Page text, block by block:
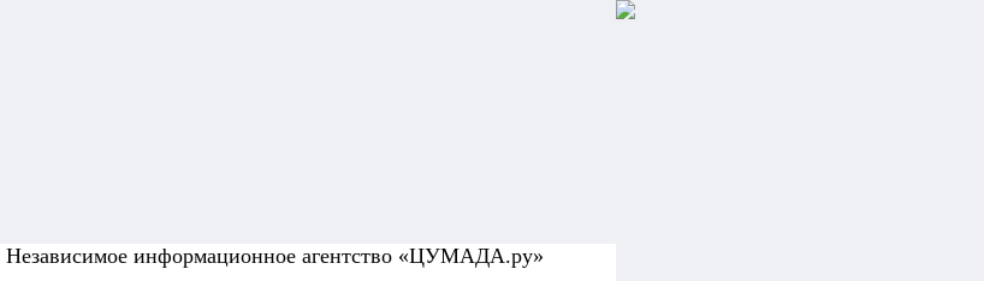
Независимое информационное агентство «ЦУМАДА.ру»